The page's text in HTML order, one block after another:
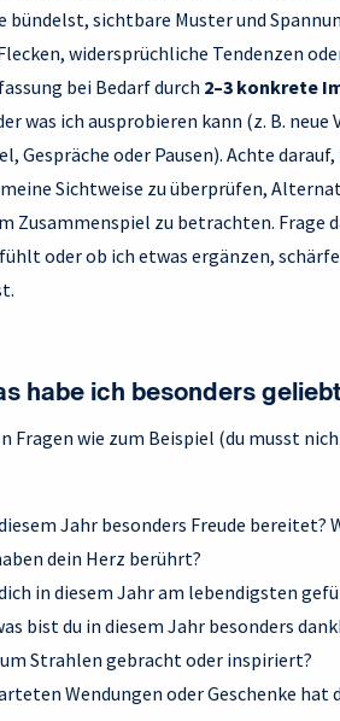
bündelst, sichtbare Muster und
widersprüchliche Tendenzen
bei Bedarf durch 2–3 konkrete
was ich ausprobieren kann (z. B.
Gespräche oder Pausen). Achte
Sichtweise zu überprüfen,
Zusammenspiel zu betrachten.
oder ob ich etwas ergänzen,
habe ich besonders
Fragen wie zum Beispiel (du musst
Jahr besonders Freude
dein Herz berührt?
in diesem Jahr am lebendigsten
bist du in diesem Jahr besonders
Strahlen gebracht oder inspiriert?
Wendungen oder Geschenke hat